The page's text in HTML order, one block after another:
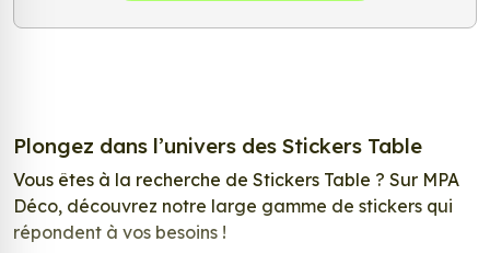
Plongez dans l’univers des Stickers Table
Vous êtes à la recherche de Stickers Table ? Sur MPA
Déco, découvrez notre large gamme de stickers qui
répondent à vos besoins !